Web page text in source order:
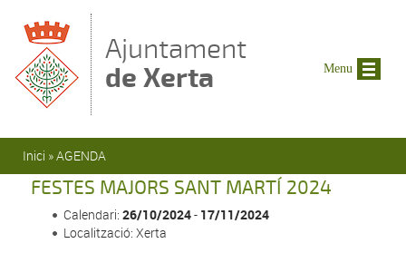
Ajuntament
de Xerta
Esteu aquí
Inici »AGENDA
FESTES MAJORS SANT MARTÍ 2024
Calendari:26/10/2024- 17/11/2024
Localització: Xerta
Menu